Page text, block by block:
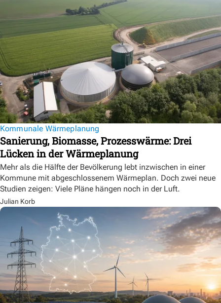
Kommunale Wärmeplanung
Sanierung, Biomasse, Prozesswärme: Drei
Lücken in der Wärmeplanung
Mehr als die Hälfte der Bevölkerung lebt inzwischen in einer
Kommune mit abgeschlossenem Wärmeplan. Doch zwei neue
Studien zeigen: Viele Pläne hängen noch in der Luft.
Julian Korb